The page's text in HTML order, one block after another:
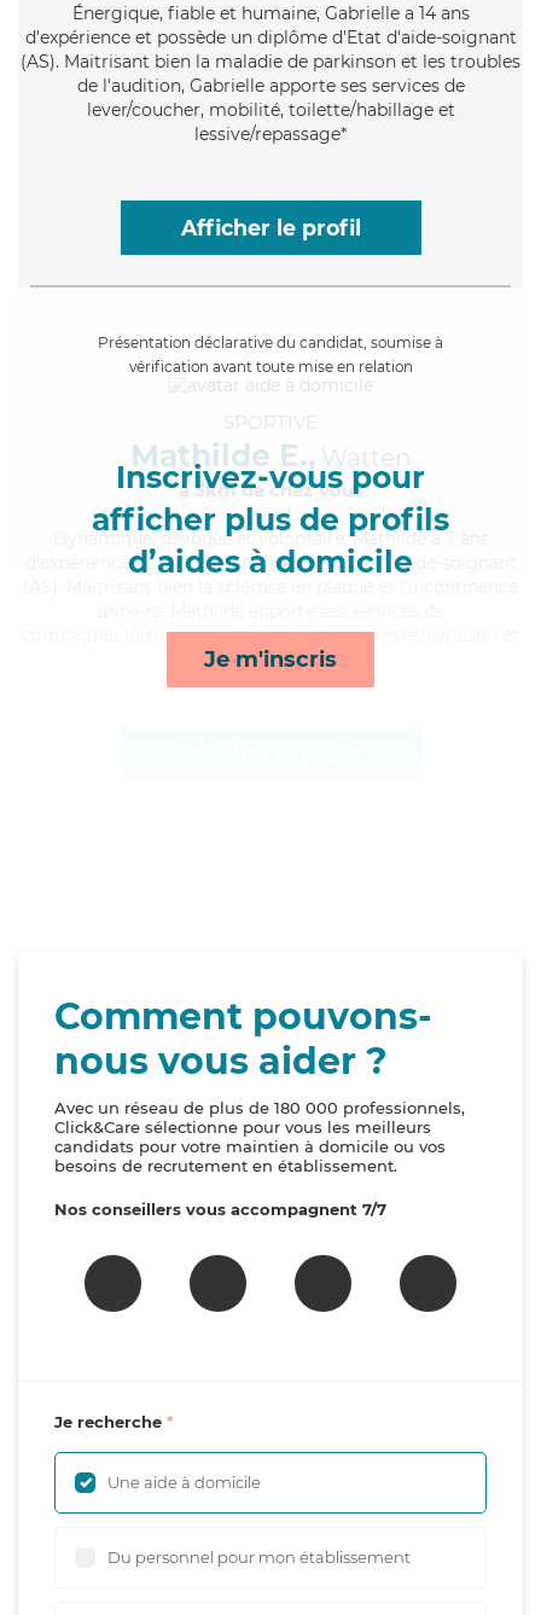
Énergique, fiable et humaine, Gabrielle a 14 ans
d'expérience et possède un diplôme d'Etat d'aide-soignant
(AS). Maitrisant bien la maladie de parkinson et les troubles
de l'audition, Gabrielle apporte ses services de
lever/coucher, mobilité, toilette/habillage et
lessive/repassage*
Afficher le profil
Présentation déclarative du candidat, soumise à
vérification avant toute mise en relation
Inscrivez-vous pour
afficher plus de profils
d’aides à domicile
Je m'inscris
SPORTIVE
Mathilde E., Watten
à 5km de chez Vous
, dévouée et volontaire, Mathilde a 7 ans
d'expérience et possède un diplôme d'Etat d'aide-soignant
compagnie/loisirs, surveillance de nuit, courses/livraison et
lever/coucher*
Comment pouvons-
nous vous aider ?
Avec un réseau de plus de 180 000 professionnels,
Click&Care sélectionne pour vous les meilleurs
candidats pour votre maintien à domicile ou vos
besoins de recrutement en établissement.
Nos conseillers vous accompagnent 7/7
Je recherche
Une aide à domicile
Du personnel pour mon établissement